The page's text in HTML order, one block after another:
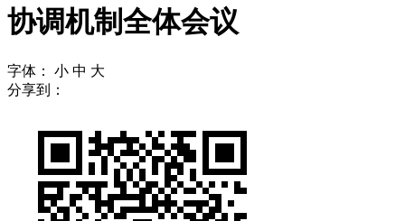
协调机制全体会议
字体： 小 中 大
分享到：